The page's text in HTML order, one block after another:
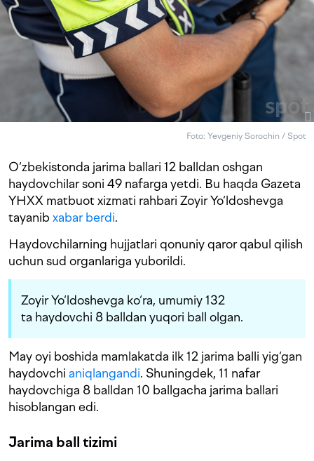
Foto: Yevgeniy Sorochin / Spot
O‘zbekistonda jarima ballari 12 balldan oshgan
haydovchilar soni 49 nafarga yetdi. Bu haqda Gazeta
YHXX matbuot xizmati rahbari Zoyir Yo‘ldoshevga
tayanib xabar berdi.
Haydovchilarning hujjatlari qonuniy qaror qabul qilish
uchun sud organlariga yuborildi.
Zoyir Yo‘ldoshevga ko‘ra, umumiy 132
ta haydovchi 8 balldan yuqori ball olgan.
May oyi boshida mamlakatda ilk 12 jarima balli yig‘gan
haydovchi aniqlangandi. Shuningdek, 11 nafar
haydovchiga 8 balldan 10 ballgacha jarima ballari
hisoblangan edi.
Jarima ball tizimi